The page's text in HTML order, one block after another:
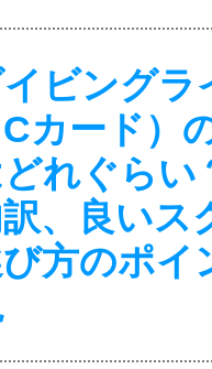
ビングラ
Cカード）
れぐらい
、良いス
方のポイ